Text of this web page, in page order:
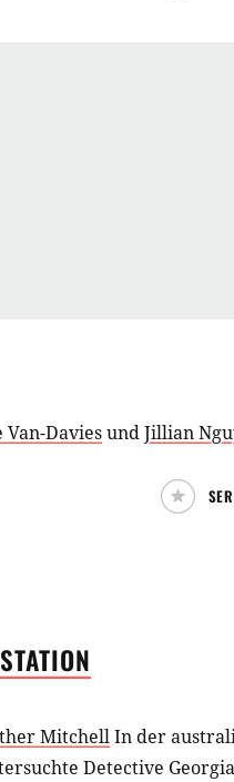
Van-DaviesundJillian
STATION
MitchellIn der
Detective